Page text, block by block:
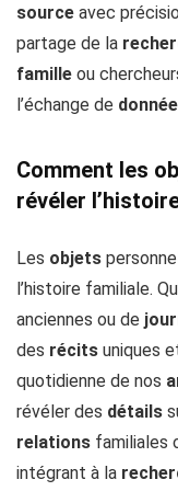
source avec
partage de la
famille ou
l’échange de
Comment les
révéler
Les objets
l’histoire familiale.
anciennes ou de
des récits uniques
quotidienne de nos
révéler des détails
relations familiales
intégrant à la